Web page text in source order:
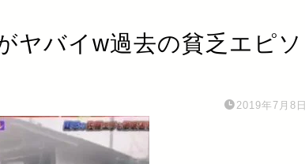
ヤバイw過去の貧乏エピソ
2019年7月8日